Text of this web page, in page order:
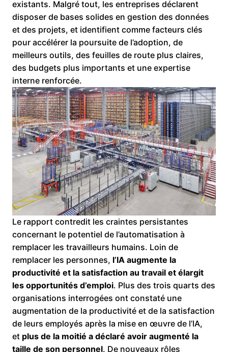
existants. Malgré tout, les entreprises déclarent
disposer de bases solides en gestion des données
et des projets, et identifient comme facteurs clés
pour accélérer la poursuite de l’adoption, de
meilleurs outils, des feuilles de route plus claires,
des budgets plus importants et une expertise
interne renforcée.
Le rapport contredit les craintes persistantes
concernant le potentiel de l’automatisation à
remplacer les travailleurs humains. Loin de
remplacer les personnes, l’IA augmente la
productivité et la satisfaction au travail et élargit
les opportunités d’emploi. Plus des trois quarts des
organisations interrogées ont constaté une
augmentation de la productivité et de la satisfaction
de leurs employés après la mise en œuvre de l’IA,
et plus de la moitié a déclaré avoir augmenté la
taille de son personnel. De nouveaux rôles